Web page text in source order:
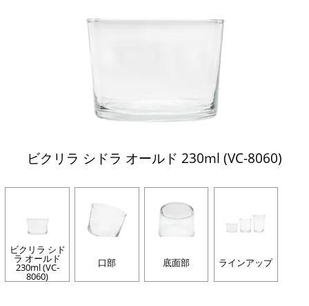
ビクリラ シドラ オールド 230ml (VC-8060)
ビクリラ シド
ラ オールド
230ml (VC-
8060)
口部 底面部 ラインアップ